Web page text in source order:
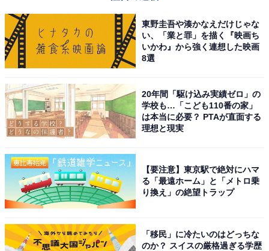
東野圭吾や湊かなえだけじゃな
い、「業と罪」を描く『映画ち
いかわ』から強く連想した映画
8選
20年間「駆け込み実績ゼロ」の
学校も…「こども110番の家」
は本当に必要？ PTAが直面する
理想と現実
【要注意】東京駅で絶対にハマ
る「最遠ホーム」と「メトロ乗
り換え」の絶望トラップ
「移民」に冷たいのはどっちな
のか？ スイスの厳格過ぎる学歴